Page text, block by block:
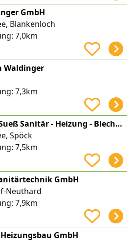
GmbH
Blankenloch
7,0km
Waldinger
7,3km
Roland Sueß Sanitär - Heizung - Blechnerei - Schlosserei
Spöck
7,5km
GmbH
Neuthard
7,9km
GmbH